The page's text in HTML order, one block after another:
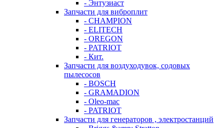
- Энтузиаст
Запчасти для виброплит
- CHAMPION
- ELITECH
- OREGON
- PATRIOT
- Кит.
Запчасти для воздуходувок, содовых
пылесосов
- BOSCH
- GRAMADION
- Oleo-mac
- PATRIOT
Запчасти для генераторов , электростанций